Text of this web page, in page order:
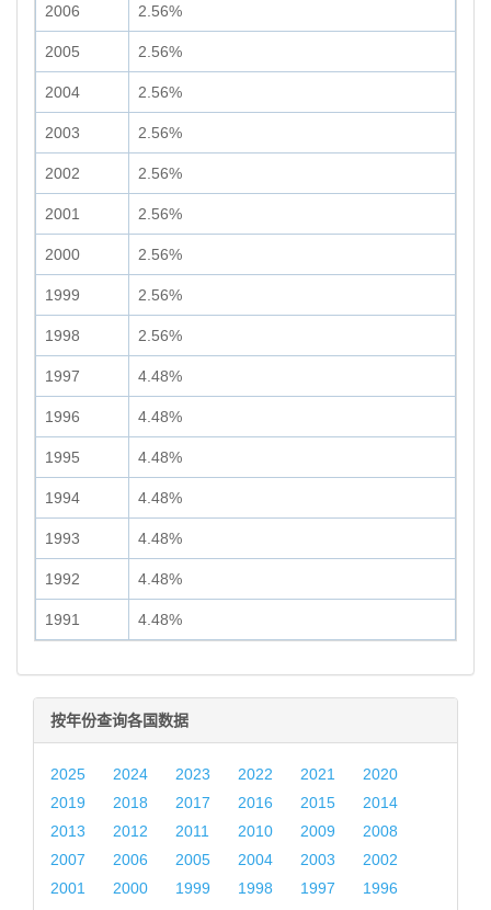
2006 2.56%
2005 2.56%
2004 2.56%
2003 2.56%
2002 2.56%
2001 2.56%
2000 2.56%
1999 2.56%
1998 2.56%
1997 4.48%
1996 4.48%
1995 4.48%
1994 4.48%
1993 4.48%
1992 4.48%
1991 4.48%
按年份查询各国数据
2025 2024 2023 2022 2021
2020
2019
2018 2017 2016 2015
2014
2013
2012 2011 2010 2009
2008
2007
2006 2005 2004 2003
2002
2001
2000 1999 1998 1997
1996